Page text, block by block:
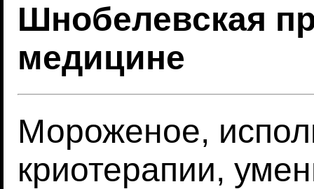
Шнобелевская
медицине
Мороженое,
криотерапии,